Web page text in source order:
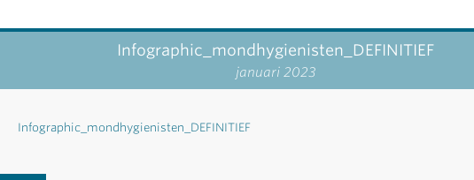
Infographic_mondhygienisten_DEFINITIEF
januari 2023
Infographic_mondhygienisten_DEFINITIEF